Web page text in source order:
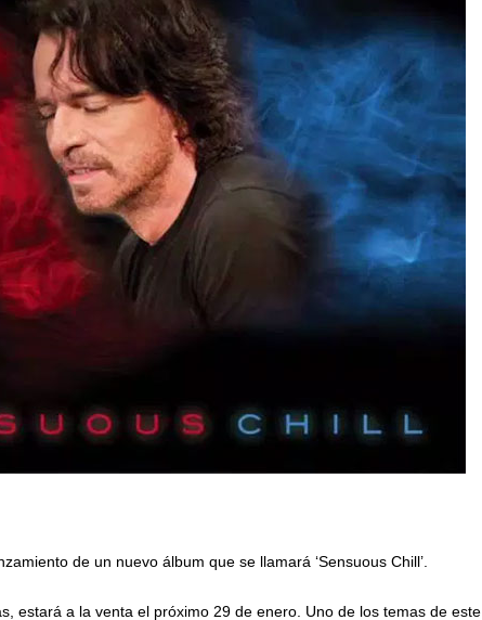
de un nuevo álbum que se llamará ‘Sensuous Chill’.
estará a la venta el próximo 29 de enero. Uno de los temas de este